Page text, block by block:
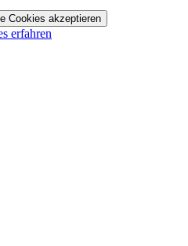
Cookies akzeptieren
erfahren